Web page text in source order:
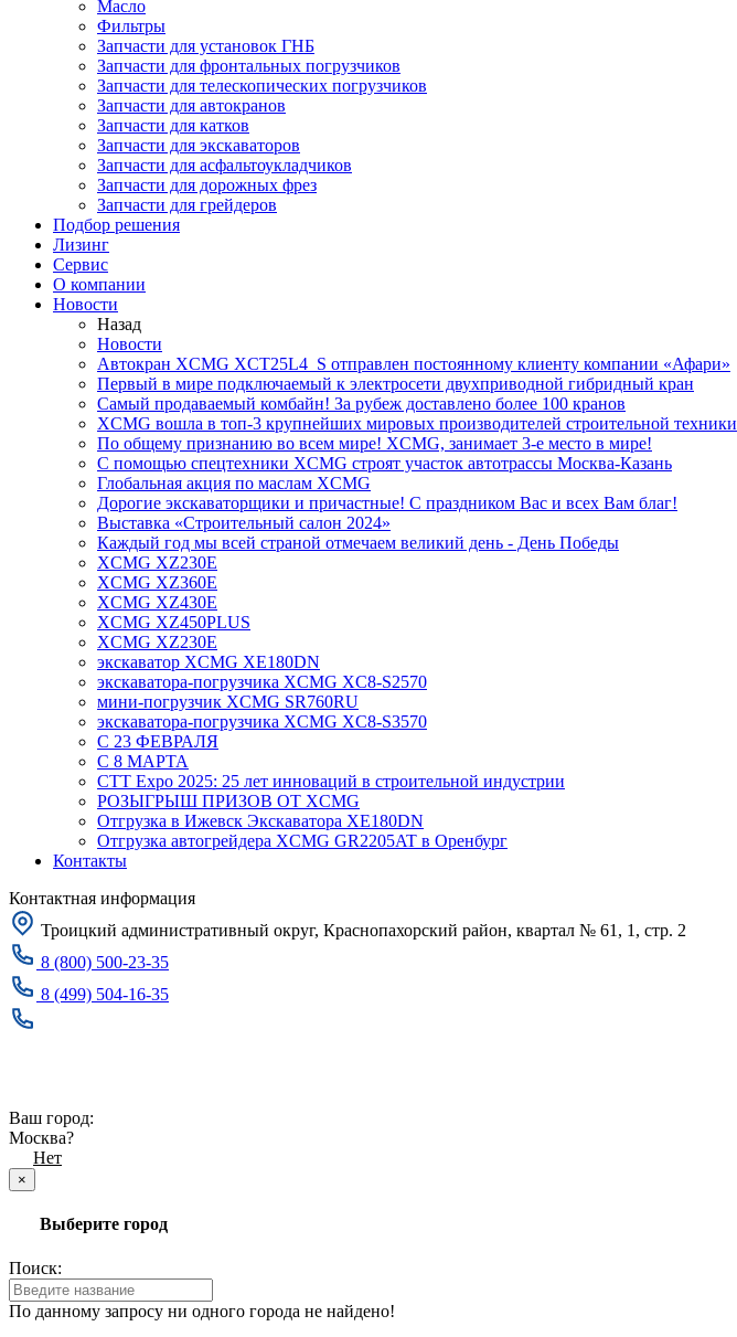
Масло
Фильтры
Запчасти для установок ГНБ
Запчасти для фронтальных погрузчиков
Запчасти для телескопических погрузчиков
Запчасти для автокранов
Запчасти для катков
Запчасти для экскаваторов
Запчасти для асфальтоукладчиков
Запчасти для дорожных фрез
Запчасти для грейдеров
Подбор решения
Лизинг
Сервис
О компании
Новости
Назад
Новости
Автокран XCMG XCT25L4_S отправлен постоянному клиенту компании «Афари»
Первый в мире подключаемый к электросети двухприводной гибридный кран
Самый продаваемый комбайн! За рубеж доставлено более 100 кранов
XCMG вошла в топ-3 крупнейших мировых производителей строительной техники
По общему признанию во всем мире! XCMG, занимает 3-е место в мире!
С помощью спецтехники XCMG строят участок автотрассы Москва-Казань
Глобальная акция по маслам XCMG
Дорогие экскаваторщики и причастные! С праздником Вас и всех Вам благ!
Выставка «Строительный салон 2024»
Каждый год мы всей страной отмечаем великий день - День Победы
XCMG XZ230E
XCMG XZ360E
XCMG XZ430E
XCMG XZ450PLUS
XCMG XZ230E
экскаватор XCMG XE180DN
экскаватора-погрузчика XCMG XC8-S2570
мини-погрузчик XCMG SR760RU
экскаватора-погрузчика XCMG XC8-S3570
С 23 ФЕВРАЛЯ
С 8 МАРТА
CTT Expo 2025: 25 лет инноваций в строительной индустрии
РОЗЫГРЫШ ПРИЗОВ ОТ XCMG
Отгрузка в Ижевск Экскаватора XE180DN
Отгрузка автогрейдера XCMG GR2205AT в Оренбург
Контакты
Контактная информация
Троицкий административный округ, Краснопахорский район, квартал № 61, 1, стр. 2
8 (800) 500-23-35
8 (499) 504-16-35
Ваш город:
Москва?
Нет
×
Выберите город
Поиск:
По данному запросу ни одного города не найдено!